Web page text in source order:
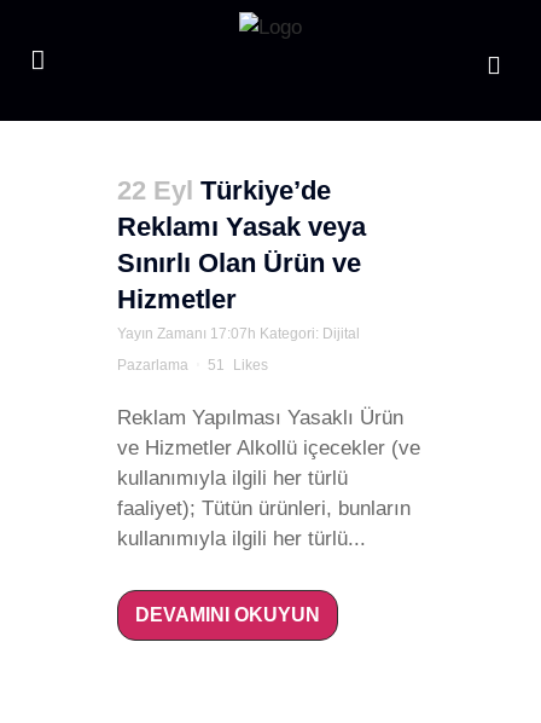
22 Eyl Türkiye’de
Reklamı Yasak veya
Sınırlı Olan Ürün ve
Hizmetler
Yayın Zamanı 17:07h Kategori: Dijital
Pazarlama
51 Likes
Reklam Yapılması Yasaklı Ürün
ve Hizmetler Alkollü içecekler (ve
kullanımıyla ilgili her türlü
faaliyet); Tütün ürünleri, bunların
kullanımıyla ilgili her türlü...
DEVAMINI OKUYUN